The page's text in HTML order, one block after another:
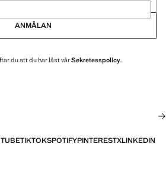
ANMÄLAN
du att du har läst vårSekretesspolicy.
TIKTOKSPOTIFYPINTERESTXLINKEDIN